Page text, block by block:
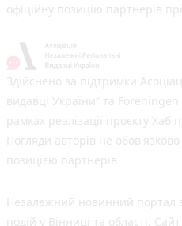
офіційну позицію партнерів
Здійснено за підтримки
видавці України” та
рамках реалізації проєкту Хаб
Погляди авторів не
позицією партнерів
Незалежний новинний портал
подій у Вінниці та області.